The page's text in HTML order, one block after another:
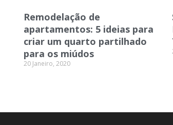
Remodelação de
apartamentos: 5 ideias para
criar um quarto partilhado
para os miúdos
20 Janeiro, 2020